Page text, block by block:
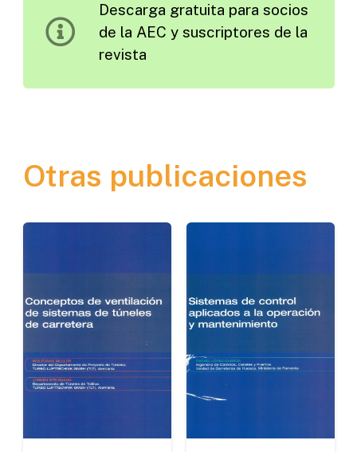
Transporte
Descarga gratuita para socios
de la AEC y suscriptores de la
revista
Otras publicaciones